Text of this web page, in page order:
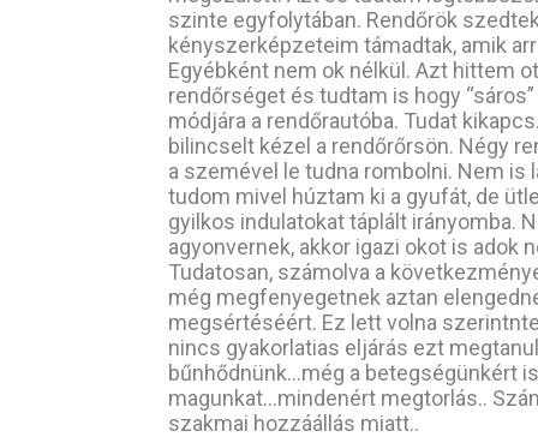
szinte egyfolytában. Rendőrök
kényszerképzeteim támadtak, amik
Egyébként nem ok nélkül. Azt hittem
rendőrséget és tudtam is hogy
módjára a rendőrautóba. Tudat
bilincselt kézel a rendőrőrsön. Négy
a szemével le tudna rombolni. Nem
tudom mivel húztam ki a gyufát, de
gyilkos indulatokat táplált irányomba.
agyonvernek, akkor igazi okot is adok
Tudatosan, számolva a
még megfenyegetnek aztan
megsértéséért. Ez lett volna
nincs gyakorlatias eljárás ezt
bűnhődnünk…még a betegségünkért
magunkat…mindenért megtorlás..
szakmai hozzáállás miatt..